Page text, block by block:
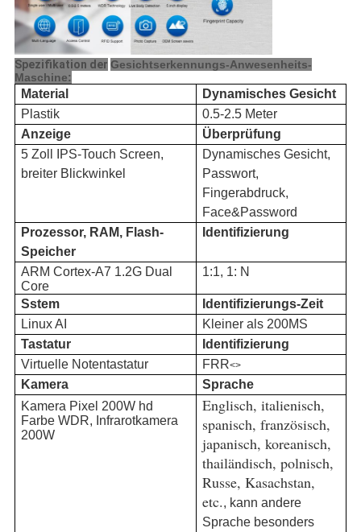
Spezifikation der Gesichtserkennungs-Anwesenheits-
Maschine:
Material
Dynamisches Gesicht
Plastik
0.5-2.5 Meter
Anzeige
Überprüfung
5 Zoll IPS-Touch Screen,
breiter Blickwinkel
Dynamisches Gesicht,
Passwort,
Fingerabdruck,
Face&Password
Prozessor, RAM, Flash-
Speicher
Identifizierung
ARM Cortex-A7 1.2G Dual
Core
1:1, 1: N
Sstem
Identifizierungs-Zeit
Linux AI
Kleiner als 200MS
Tastatur
Identifizierung
Virtuelle Notentastatur
FRR<>
Kamera
Sprache
Kamera Pixel 200W hd
Farbe WDR, Infrarotkamera
200W
Englisch, italienisch,
spanisch, französisch,
japanisch, koreanisch,
thailändisch, polnisch,
Russe, Kasachstan,
etc., kann andere
Sprache besonders